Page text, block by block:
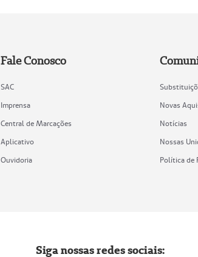
Fale Conosco
SAC
Imprensa
Central de Marcações
Aplicativo
Ouvidoria
Novas
Notícias
Nossas
Política de
Siga nossas redes sociais: